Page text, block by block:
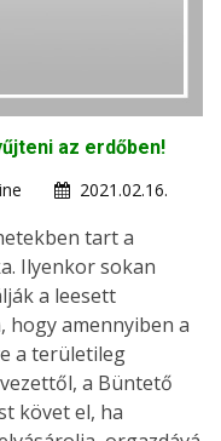
az erdőben!
2021.02.16.
tart a
Ilyenkor sokan
a leesett
hogy amennyiben a
a területileg
a Büntető
követ el, ha